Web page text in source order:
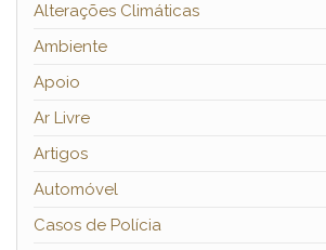
Alterações Climáticas
Ambiente
Apoio
Ar Livre
Artigos
Automóvel
Casos de Polícia